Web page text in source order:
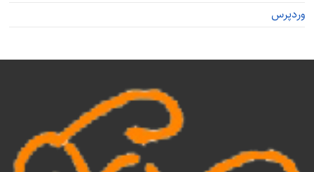
وردپرس